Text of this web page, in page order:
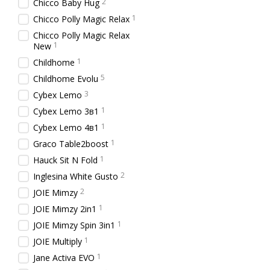
Chicco Baby Hug
Chicco Polly Magic Relax 1
Chicco Polly Magic Relax
New 1
Childhome 1
Childhome Evolu 5
Cybex Lemo 3
Cybex Lemo 3в1 1
Cybex Lemo 4в1 1
Graco Table2boost 1
Hauck Sit N Fold 1
Inglesina White Gusto 2
JOIE Mimzy 2
JOIE Mimzy 2in1 1
JOIE Mimzy Spin 3in1 1
JOIE Multiply 1
Jane Activa EVO 1